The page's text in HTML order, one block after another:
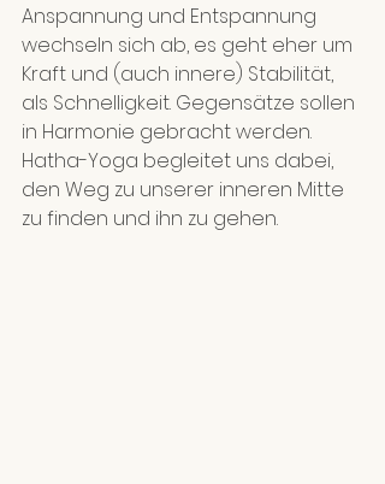
Anspannung und Entspannung
wechseln sich ab, es geht eher um
Kraft und (auch innere) Stabilität,
als Schnelligkeit. Gegensätze sollen
in Harmonie gebracht werden.
Hatha-Yoga begleitet uns dabei,
den Weg zu unserer inneren Mitte
zu finden und ihn zu gehen.